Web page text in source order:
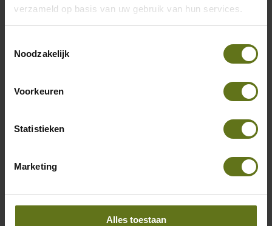
verzameld op basis van uw gebruik van hun services.
Noodzakelijk
Voorkeuren
Statistieken
Marketing
Alles toestaan
Whitepaper | De
administratieve organisatie